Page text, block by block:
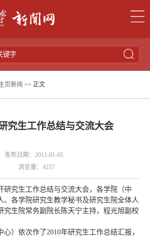
页新闻 >> 正文
究生工作总结与交流大会
发布日期：2011-01-05
浏览量： 4257
研究生工作总结与交流大会，各学院（中
、各学院研究生教学秘书及研究生院全体人
究生院常务副院长陈天宁主持，程光旭副校
心）依次作了2010年研究生工作总结汇报，